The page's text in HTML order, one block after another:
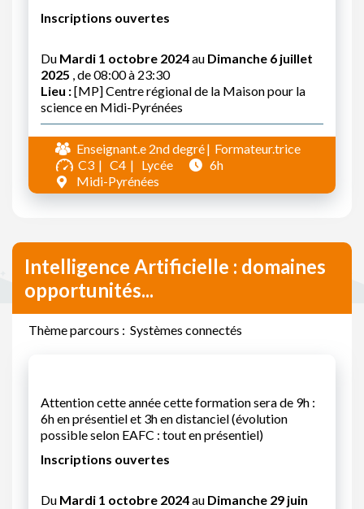
Inscriptions ouvertes
Du Mardi 1 octobre 2024au Dimanche 6 juillet
2025 , de 08:00 à 23:30
Lieu :[MP] Centre régional de la Maison pour la
science en Midi-Pyrénées
Enseignant.e 2nd degré
Formateur.trice
C3
C4 Lycée
6h
Midi-Pyrénées
Intelligence Artificielle : domaines
opportunités...
Thème parcours : Systèmes connectés
Attention cette année cette formation sera de 9h :
6h en présentiel et 3h en distanciel (évolution
possible selon EAFC : tout en présentiel)
Inscriptions ouvertes
Du Mardi 1 octobre 2024au Dimanche 29 juin